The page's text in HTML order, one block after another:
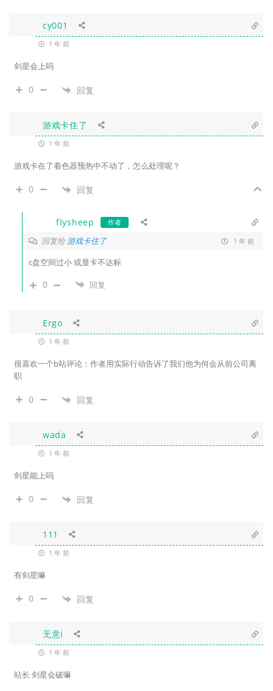
cy001
1 年 前
剑星会上吗
0 回复
游戏卡住了
1 年 前
游戏卡在了着色器预热中不动了，怎么处理呢？
0 回复
flysheep 作者
回复给游戏卡住了 1 年 前
c盘空间过小 或显卡不达标
0 回复
Ergo
1 年 前
很喜欢一个b站评论：作者用实际行动告诉了我们他为何会从前公司离
职
0 回复
wada
1 年 前
剑星能上吗
0 回复
111
1 年 前
有剑星嘛
0 回复
无意i
1 年 前
站长 剑星会破嘛